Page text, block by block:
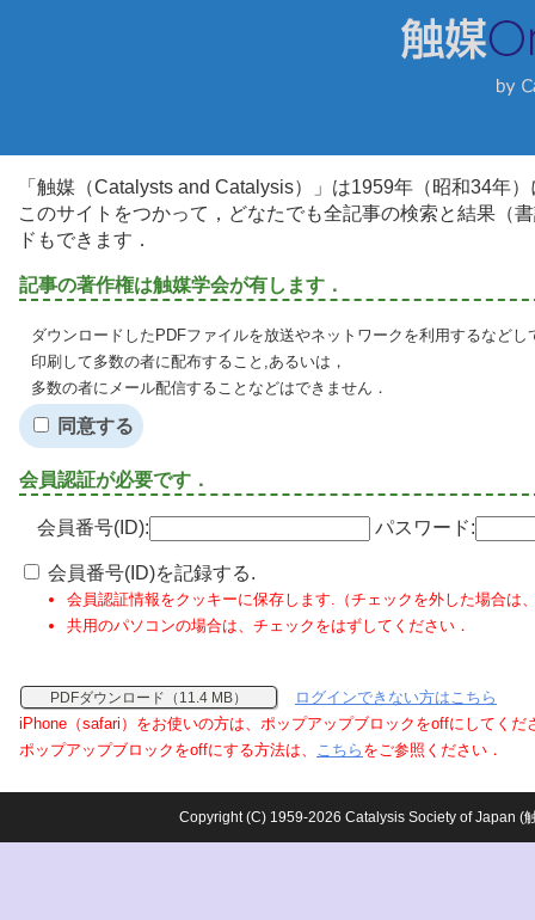
「触媒（Catalysts and Catalysis）」は1959年（昭和34年
このサイトをつかって，どなたでも全記事の検索と結果（
ドもできます．
記事の著作権は触媒学会が有します．
ダウンロードしたPDFファイルを放送やネットワークを利用するなど
印刷して多数の者に配布すること,あるいは，
多数の者にメール配信することなどはできません．
同意する
会員認証が必要です．
会員番号(ID): パスワード:
会員番号(ID)を記録する.
会員認証情報をクッキーに保存します.（チェックを外した場合は
共用のパソコンの場合は、チェックをはずしてください．
PDFダウンロード（11.4 MB）
ログインできない方はこちら
iPhone（safari）をお使いの方は、ポップアップブロックをoffにしてくだ
ポップアップブロックをoffにする方法は、 こちら をご参照ください．
Copyright (C) 1959-2026 Catalysis Society of Japan (